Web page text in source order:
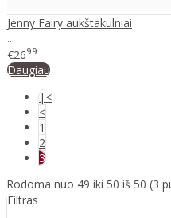
Jenny Fairy aukštakulniai
..
€2699
Daugiau
|<
<
1
2
3
Rodoma nuo 49 iki 50 iš 50 (3
Filtras